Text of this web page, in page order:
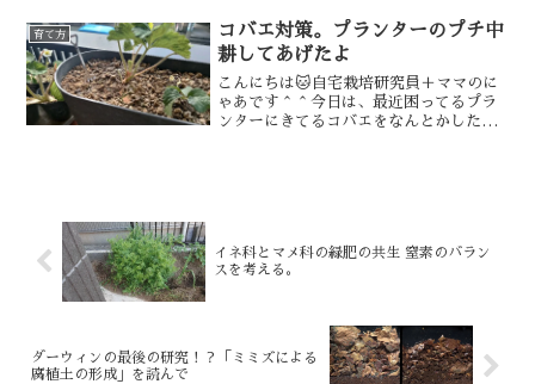
育て方
コバエ対策。プランターのプチ中
耕してあげたよ
こんにちは🐱自宅栽培研究員＋ママのに
ゃあです＾＾今日は、最近困ってるプラ
ンターにきてるコバエをなんとかしたく
イネ科とマメ科の緑肥の共生 窒素のバラン
スを考える。
ダーウィンの最後の研究！？「ミミズによる
腐植土の形成」を読んで